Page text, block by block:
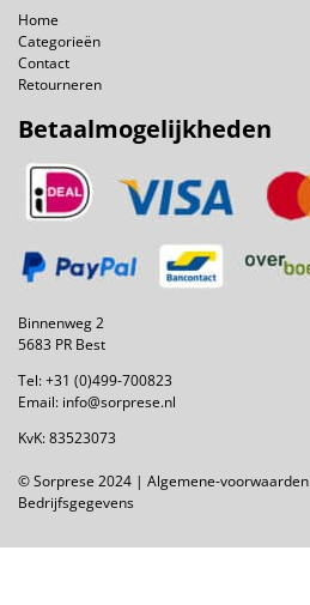
Home
Categorieën
Contact
Retourneren
Betaalmogelijkheden
Binnenweg 2
5683 PR Best
Tel:+31 (0)499-700823
Email: info@sorprese.nl
KvK: 83523073
© Sorprese 2024 | Algemene-voorwaarden
Bedrijfsgegevens